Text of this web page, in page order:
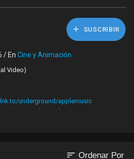
SUSCRIBIR
/ En Cine y Animación
Video)
underground/applemusic
spotify
undergro....und/amazonmusicstrea
deezer
sort Ordenar Por